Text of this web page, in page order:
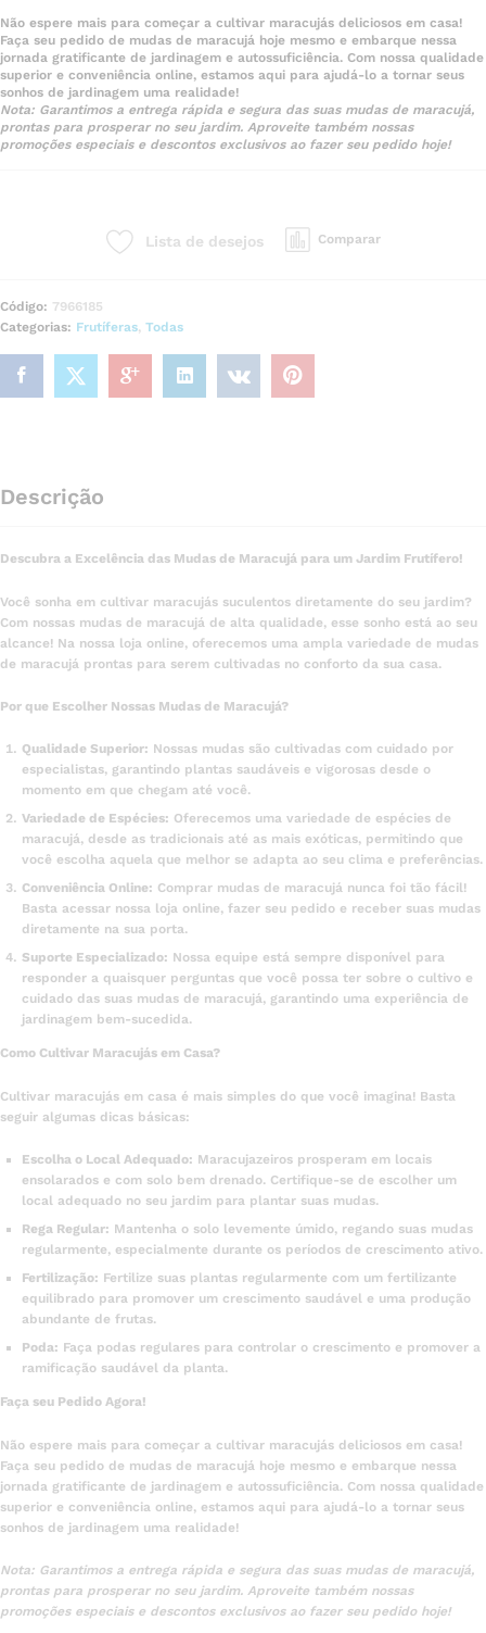
Não espere mais para começar a cultivar maracujás deliciosos em casa!
Faça seu pedido de mudas de maracujá hoje mesmo e embarque nessa
jornada gratificante de jardinagem e autossuficiência. Com nossa qualidade
superior e conveniência online, estamos aqui para ajudá-lo a tornar seus
sonhos de jardinagem uma realidade!
Nota: Garantimos a entrega rápida e segura das suas mudas de maracujá,
prontas para prosperar no seu jardim. Aproveite também nossas
promoções especiais e descontos exclusivos ao fazer seu pedido hoje!
Lista de desejos Comparar
Código: 7966185
Categorias: Frutíferas, Todas
Descrição
Descubra a Excelência das Mudas de Maracujá para um Jardim Frutífero!
Você sonha em cultivar maracujás suculentos diretamente do seu jardim?
Com nossas mudas de maracujá de alta qualidade, esse sonho está ao seu
alcance! Na nossa loja online, oferecemos uma ampla variedade de mudas
de maracujá prontas para serem cultivadas no conforto da sua casa.
Por que Escolher Nossas Mudas de Maracujá?
Qualidade Superior: Nossas mudas são cultivadas com cuidado por
especialistas, garantindo plantas saudáveis e vigorosas desde o
momento em que chegam até você.
Variedade de Espécies: Oferecemos uma variedade de espécies de
maracujá, desde as tradicionais até as mais exóticas, permitindo que
você escolha aquela que melhor se adapta ao seu clima e preferências.
Conveniência Online: Comprar mudas de maracujá nunca foi tão fácil!
Basta acessar nossa loja online, fazer seu pedido e receber suas mudas
diretamente na sua porta.
Suporte Especializado: Nossa equipe está sempre disponível para
responder a quaisquer perguntas que você possa ter sobre o cultivo e
cuidado das suas mudas de maracujá, garantindo uma experiência de
jardinagem bem-sucedida.
Como Cultivar Maracujás em Casa?
Cultivar maracujás em casa é mais simples do que você imagina! Basta
seguir algumas dicas básicas:
Escolha o Local Adequado: Maracujazeiros prosperam em locais
ensolarados e com solo bem drenado. Certifique-se de escolher um
local adequado no seu jardim para plantar suas mudas.
Rega Regular: Mantenha o solo levemente úmido, regando suas mudas
regularmente, especialmente durante os períodos de crescimento ativo.
Fertilização: Fertilize suas plantas regularmente com um fertilizante
equilibrado para promover um crescimento saudável e uma produção
abundante de frutas.
Poda: Faça podas regulares para controlar o crescimento e promover a
ramificação saudável da planta.
Faça seu Pedido Agora!
Não espere mais para começar a cultivar maracujás deliciosos em casa!
Faça seu pedido de mudas de maracujá hoje mesmo e embarque nessa
jornada gratificante de jardinagem e autossuficiência. Com nossa qualidade
superior e conveniência online, estamos aqui para ajudá-lo a tornar seus
sonhos de jardinagem uma realidade!
Nota: Garantimos a entrega rápida e segura das suas mudas de maracujá,
prontas para prosperar no seu jardim. Aproveite também nossas
promoções especiais e descontos exclusivos ao fazer seu pedido hoje!